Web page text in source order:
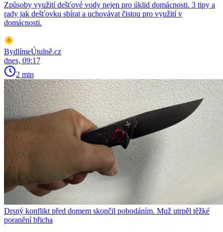
Způsoby využití dešťové vody nejen pro úklid domácnosti. 3 tipy a
rady jak dešťovku sbírat a uchovávat čistou pro využití v
domácnosti.
BydlímeÚtulně.cz
dnes, 09:17
2 min
Drsný konflikt před domem skončil pobodáním. Muž utrpěl těžké
poranění břicha